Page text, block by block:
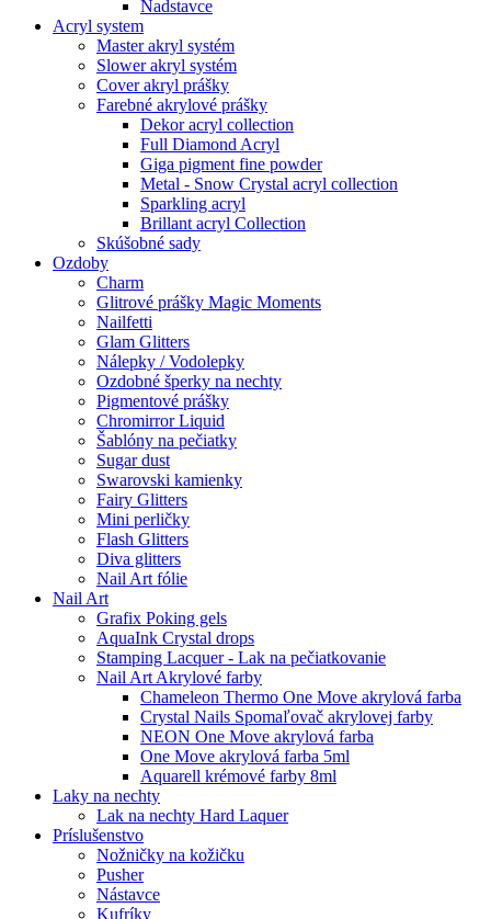
Nadstavce
Acryl system
Master akryl systém
Slower akryl systém
Cover akryl prášky
Farebné akrylové prášky
Dekor acryl collection
Full Diamond Acryl
Giga pigment fine powder
Metal - Snow Crystal acryl collection
Sparkling acryl
Brillant acryl Collection
Skúšobné sady
Ozdoby
Charm
Glitrové prášky Magic Moments
Nailfetti
Glam Glitters
Nálepky / Vodolepky
Ozdobné šperky na nechty
Pigmentové prášky
Chromirror Liquid
Šablóny na pečiatky
Sugar dust
Swarovski kamienky
Fairy Glitters
Mini perličky
Flash Glitters
Diva glitters
Nail Art fólie
Nail Art
Grafix Poking gels
AquaInk Crystal drops
Stamping Lacquer - Lak na pečiatkovanie
Nail Art Akrylové farby
Chameleon Thermo One Move akrylová farba
Crystal Nails Spomaľovač akrylovej farby
NEON One Move akrylová farba
One Move akrylová farba 5ml
Aquarell krémové farby 8ml
Laky na nechty
Lak na nechty Hard Laquer
Príslušenstvo
Nožničky na kožičku
Pusher
Nástavce
Kufríky